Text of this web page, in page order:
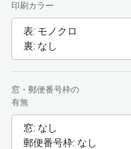
印刷カラー
表: モノクロ
裏: なし
窓・郵便番号枠の
有無
窓: なし
郵便番号枠: なし